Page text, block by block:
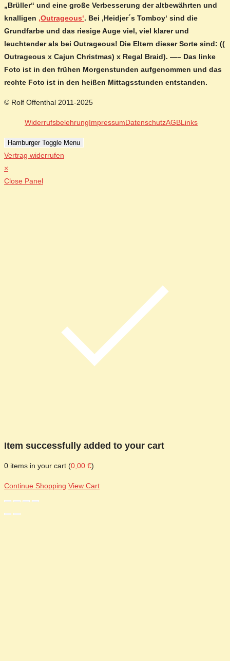
„Brüller“ und eine große Verbesserung der altbewährten und
knalligen ‚Outrageous‘. Bei ‚Heidjer´s Tomboy‘ sind die
Grundfarbe und das riesige Auge viel, viel klarer und
leuchtender als bei Outrageous! Die Eltern dieser Sorte sind: ((
Outrageous x Cajun Christmas) x Regal Braid). —– Das linke
Foto ist in den frühen Morgenstunden aufgenommen und das
rechte Foto ist in den heißen Mittagsstunden entstanden.
© Rolf Offenthal 2011-2025
WiderrufsbelehrungImpressumDatenschutzAGBLinks
Hamburger Toggle Menu
Vertrag widerrufen
×
Close Panel
Item successfully added to your cart
0 items in your cart (0,00 €)
Continue Shopping View Cart